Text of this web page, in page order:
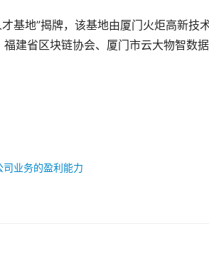
基地”揭牌，该基地由厦门火炬高新技
建省区块链协会、厦门市云大物智数
业务的盈利能力